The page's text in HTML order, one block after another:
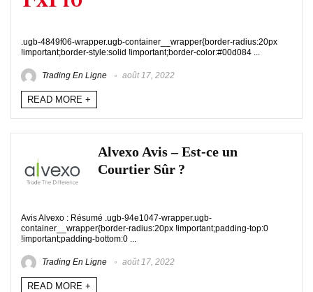
.ugb-4849f06-wrapper.ugb-container__wrapper{border-radius:20px
!important;border-style:solid !important;border-color:#00d084 ...
Trading En Ligne août 17, 2022
READ MORE +
Alvexo Avis – Est-ce un
Courtier Sûr ?
Avis Alvexo : Résumé .ugb-94e1047-wrapper.ugb-
container__wrapper{border-radius:20px !important;padding-top:0
!important;padding-bottom:0 ...
Trading En Ligne août 17, 2022
READ MORE +